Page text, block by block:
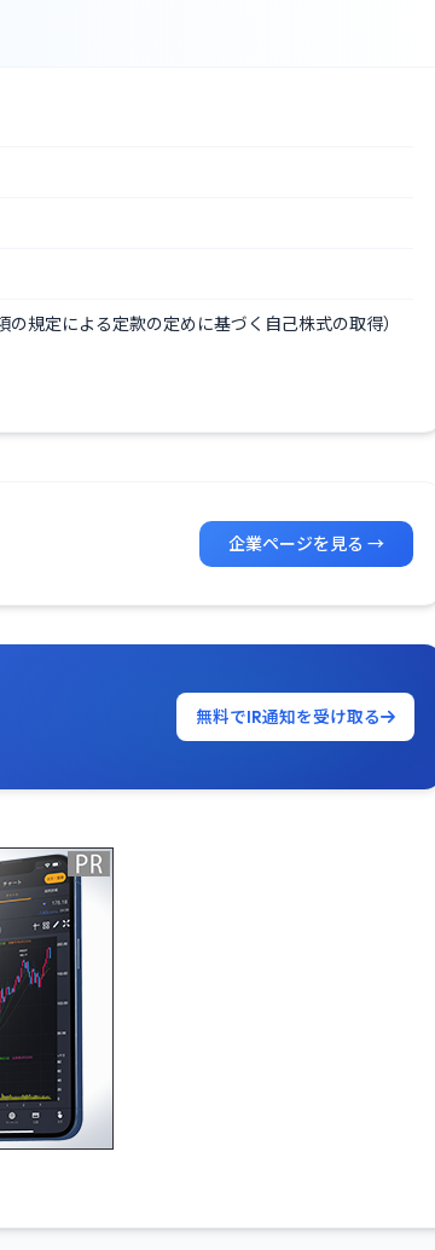
規定による定款の定めに基づく自己株式の取得）
企業ページを見る →
無料でIR通知を受け取る